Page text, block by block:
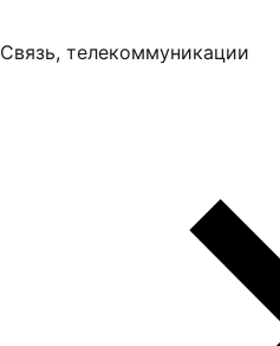
Связь, телекоммуникации